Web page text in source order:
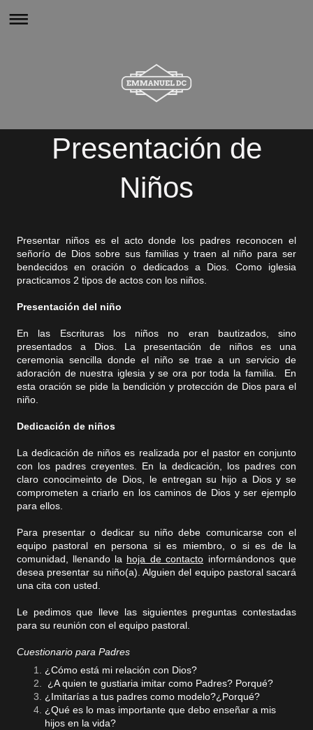
Presentación de
Niños
Presentar niños es el acto donde los padres reconocen el
señorío de Dios sobre sus familias y traen al niño para ser
bendecidos en oración o dedicados a Dios. Como iglesia
practicamos 2 tipos de actos con los niños.
Presentación del niño
En las Escrituras los niños no eran bautizados, sino
presentados a Dios. La presentación de niños es una
ceremonia sencilla donde el niño se trae a un servicio de
adoración de nuestra iglesia y se ora por toda la familia. En
esta oración se pide la bendición y protección de Dios para el
niño.
Dedicación de niños
La dedicación de niños es realizada por el pastor en conjunto
con los padres creyentes. En la dedicación, los padres con
claro conocimeinto de Dios, le entregan su hijo a Dios y se
comprometen a criarlo en los caminos de Dios y ser ejemplo
para ellos.
Para presentar o dedicar su niño debe comunicarse con el
equipo pastoral en persona si es miembro, o si es de la
comunidad, llenando la hoja de contacto informándonos que
desea presentar su niño(a). Alguien del equipo pastoral sacará
una cita con usted.
Le pedimos que lleve las siguientes preguntas contestadas
para su reunión con el equipo pastoral.
Cuestionario para Padres
¿Cómo está mi relación con Dios?
¿A quien te gustiaria imitar como Padres? Porqué?
¿Imitarías a tus padres como modelo?¿Porqué?
¿Qué es lo mas importante que debo enseñar a mis
hijos en la vida?